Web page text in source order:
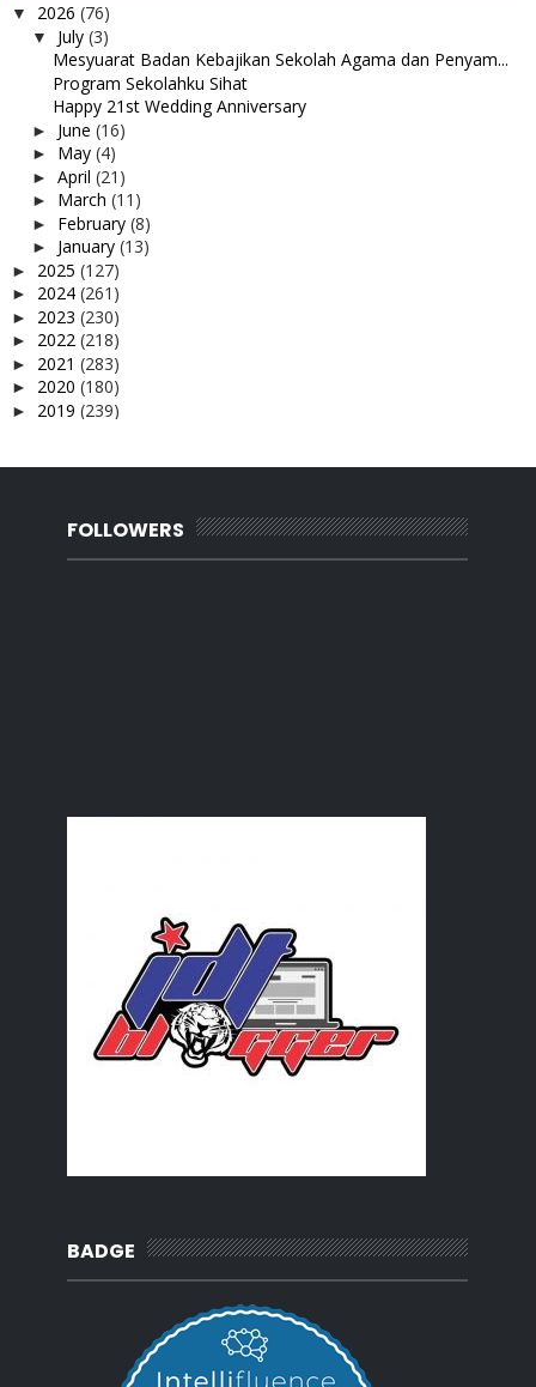
▼ 2026 (76)
▼ July (3)
Mesyuarat Badan Kebajikan Sekolah Agama dan Penyam...
Program Sekolahku Sihat
Happy 21st Wedding Anniversary
► June (16)
► May (4)
► April (21)
► March (11)
► February (8)
► January (13)
► 2025 (127)
► 2024 (261)
► 2023 (230)
► 2022 (218)
► 2021 (283)
► 2020 (180)
► 2019 (239)
2014(124)
FOLLOWERS
BADGE